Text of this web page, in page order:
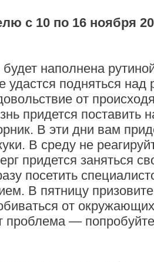
с 10 по 16 ноября
наполнена
удастся подняться
от
придется поставить
В эти дни вам
В среду не
придется заняться
посетить
В пятницу
от
проблема —